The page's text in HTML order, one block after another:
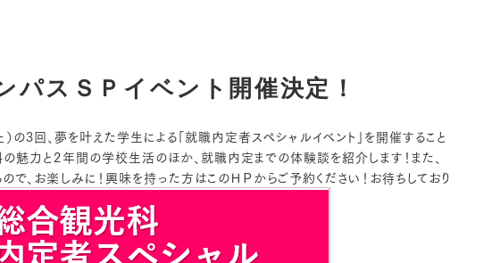
スＳＰイベント開催決定！
3回、夢を叶えた学生による「就職内定者スペシャルイベント」を開催すること
魅力と2年間の学校生活のほか、就職内定までの体験談を紹介します！また、
、お楽しみに！興味を持った方はこのＨＰからご予約ください！お待ちしており